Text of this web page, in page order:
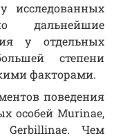
исследованных
дальнейшие
у отдельных
степени
факторами.
поведения
особей Murinae,
Gerbillinae. Чем